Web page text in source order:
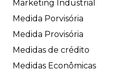
Marketing Industrial
Medida Porvisória
Medida Provisória
Medidas de crédito
Medidas Econômicas